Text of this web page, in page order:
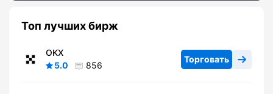
Топ лучших бирж
OKX
5.0
856
Торговать